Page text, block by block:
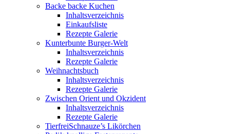
Backe backe Kuchen
Inhaltsverzeichnis
Einkaufsliste
Rezepte Galerie
Kunterbunte Burger-Welt
Inhaltsverzeichnis
Rezepte Galerie
Weihnachtsbuch
Inhaltsverzeichnis
Rezepte Galerie
Zwischen Orient und Okzident
Inhaltsverzeichnis
Rezepte Galerie
TierfreiSchnauze’s Likörchen